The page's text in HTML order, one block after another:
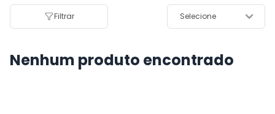
Filtrar
Nenhum produto encontrado